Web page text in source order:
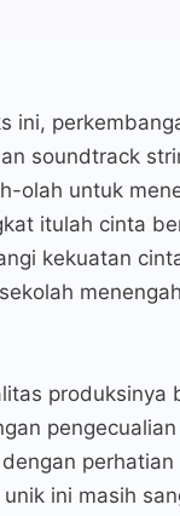
ini,
soundtrack
olah untuk
itulah cinta
kekuatan
produksinya
ini masih